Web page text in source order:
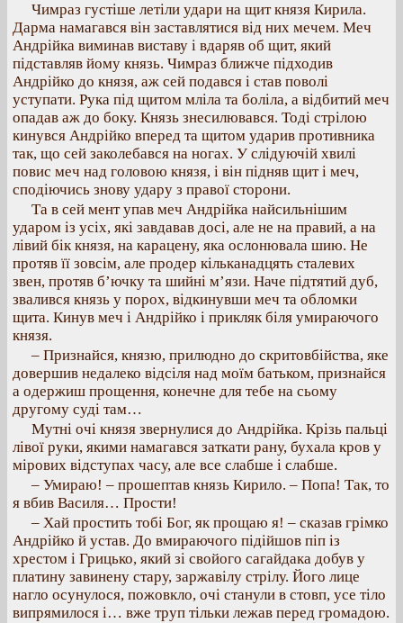
Чимраз густіше летіли удари на щит князя Кирила.
Дарма намагався він заставлятися від них мечем. Меч
Андрійка виминав виставу і вдаряв об щит, який
підставляв йому князь. Чимраз ближче підходив
Андрійко до князя, аж сей подався і став поволі
уступати. Рука під щитом мліла та боліла, а відбитий меч
опадав аж до боку. Князь знесилювався. Тоді стрілою
кинувся Андрійко вперед та щитом ударив противника
так, що сей заколебався на ногах. У слідуючій хвилі
повис меч над головою князя, і він підняв щит і меч,
сподіючись знову удару з правої сторони.
Та в сей мент упав меч Андрійка найсильнішим
ударом із усіх, які завдавав досі, але не на правий, а на
лівий бік князя, на карацену, яка ослонювала шию. Не
протяв її зовсім, але продер кільканадцять сталевих
звен, протяв б’ючку та шийні м’язи. Наче підтятий дуб,
звалився князь у порох, відкинувши меч та обломки
щита. Кинув меч і Андрійко і прикляк біля умираючого
князя.
– Признайся, князю, прилюдно до скритовбійства, яке
довершив недалеко відсіля над моїм батьком, признайся
а одержиш прощення, конечне для тебе на сьому
другому суді там…
Мутні очі князя звернулися до Андрійка. Крізь пальці
лівої руки, якими намагався заткати рану, бухала кров у
мірових відступах часу, але все слабше і слабше.
– Умираю! – прошептав князь Кирило. – Попа! Так, то
я вбив Василя… Прости!
– Хай простить тобі Бог, як прощаю я! – сказав грімко
Андрійко й устав. До вмираючого підійшов піп із
хрестом і Грицько, який зі свойого сагайдака добув у
платину завинену стару, заржавілу стрілу. Його лице
нагло осунулося, пожовкло, очі станули в стовп, усе тіло
випрямилося і… вже труп тільки лежав перед громадою.